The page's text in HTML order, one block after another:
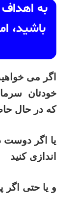
به
باشید،
اگر می
خودتان
که در حال
یا اگر دوست
اندازی کنید
و یا حتی اگر